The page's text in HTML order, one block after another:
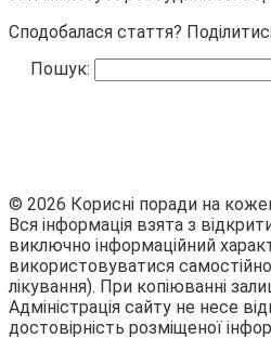
Сподобалася стаття?
Пошук:
© 2026 Корисні поради на
Вся інформація взята з
виключно інформаційний
використовуватися
лікування). При копіюванні
Адміністрація сайту не несе
достовірність розміщеної